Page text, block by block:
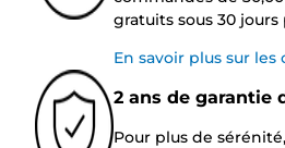
gratuits sous 30
En savoir plus sur
2 ans de garantie
Pour plus de